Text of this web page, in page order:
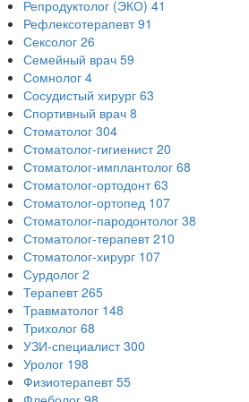
Репродуктолог (ЭКО) 41
Рефлексотерапевт 91
Сексолог 26
Семейный врач 59
Сомнолог 4
Сосудистый хирург 63
Спортивный врач 8
Стоматолог 304
Стоматолог-гигиенист 20
Стоматолог-имплантолог 68
Стоматолог-ортодонт 63
Стоматолог-ортопед 107
Стоматолог-пародонтолог 38
Стоматолог-терапевт 210
Стоматолог-хирург 107
Сурдолог 2
Терапевт 265
Травматолог 148
Трихолог 68
УЗИ-специалист 300
Уролог 198
Физиотерапевт 55